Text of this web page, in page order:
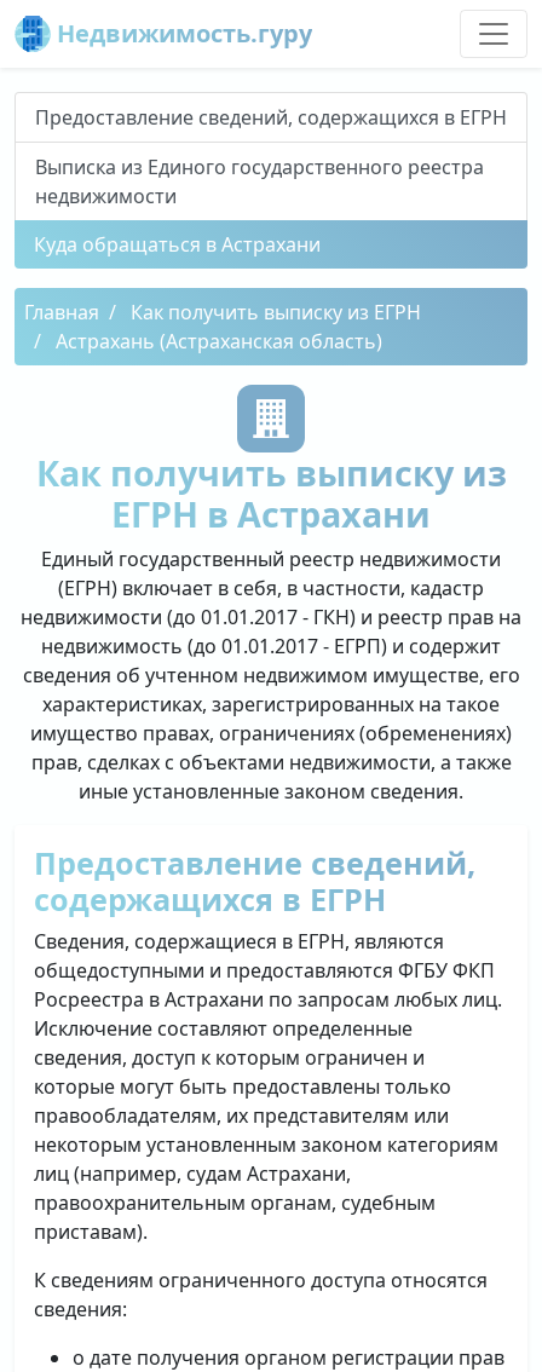
Недвижимость.гуру
Предоставление сведений, содержащихся в ЕГРН
Выписка из Единого государственного реестра
недвижимости
Куда обращаться в Астрахани
Главная
Как получить выписку из ЕГРН
Астрахань (Астраханская область)
Как получить выписку из
ЕГРН в Астрахани
Единый государственный реестр недвижимости
(ЕГРН) включает в себя, в частности, кадастр
недвижимости (до 01.01.2017 - ГКН) и реестр прав на
недвижимость (до 01.01.2017 - ЕГРП) и содержит
сведения об учтенном недвижимом имуществе, его
характеристиках, зарегистрированных на такое
имущество правах, ограничениях (обременениях)
прав, сделках с объектами недвижимости, а также
иные установленные законом сведения.
Предоставление сведений,
содержащихся в ЕГРН
Сведения, содержащиеся в ЕГРН, являются
общедоступными и предоставляются ФГБУ ФКП
Росреестра в Астрахани по запросам любых лиц.
Исключение составляют определенные
сведения, доступ к которым ограничен и
которые могут быть предоставлены только
правообладателям, их представителям или
некоторым установленным законом категориям
лиц (например, судам Астрахани,
правоохранительным органам, судебным
приставам).
К сведениям ограниченного доступа относятся
сведения:
о дате получения органом регистрации прав